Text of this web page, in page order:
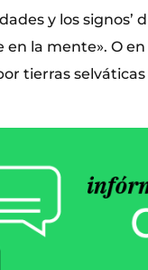
y los signos’
la mente». O en
tierras